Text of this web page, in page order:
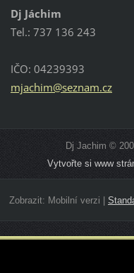
Dj Jáchim
Tel.: 737 136 243
IČO: 04239393
mjachim@seznam.cz
Dj Jachim ©
Vytvořte si www
Zobrazit: Mobilní verzi